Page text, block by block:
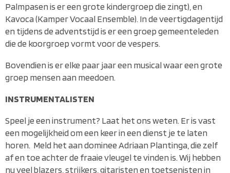
Palmpasen is er een grote kindergroep die zingt), en
Kavoca (Kamper Vocaal Ensemble). In de veertigdagentijd
en tijdens de adventstijd is er een groep gemeenteleden
die de koorgroep vormt voor de vespers.
Bovendien is er elke paar jaar een musical waar een grote
groep mensen aan meedoen.
INSTRUMENTALISTEN
Speel je een instrument? Laat het ons weten. Er is vast
een mogelijkheid om een keer in een dienst je te laten
horen. Meld het aan dominee Adriaan Plantinga, die zelf
af en toe achter de fraaie vleugel te vinden is. Wij hebben
nu veel blazers, strijkers, gitaristen en toetsenisten in